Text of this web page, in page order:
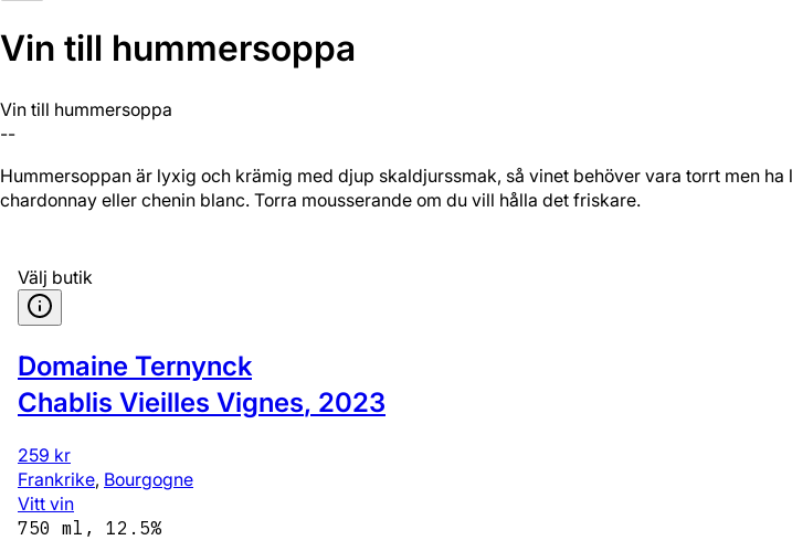
Vin till hummer­soppa
Vin till hummer­soppa
--
Hummersoppan är lyxig och krämig med djup skaldjurssmak, så vinet behöver vara torrt men
chardonnay eller chenin blanc. Torra mousserande om du vill hålla det friskare.
Välj butik
Domaine Ternynck
Chablis Vieilles Vignes, 2023
259 kr
Frankrike, Bourgogne
Vitt vin
750 ml, 12.5%